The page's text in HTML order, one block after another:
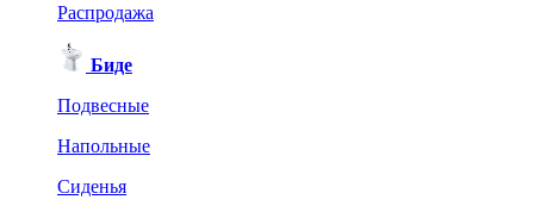
Распродажа
Биде
Подвесные
Напольные
Сиденья